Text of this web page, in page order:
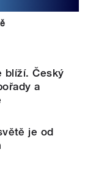
blíží. Český
a
je od